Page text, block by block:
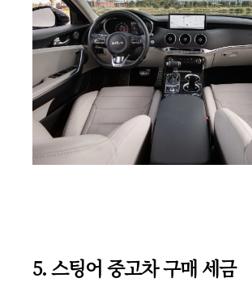
5. 스팅어 중고차 구매 세금